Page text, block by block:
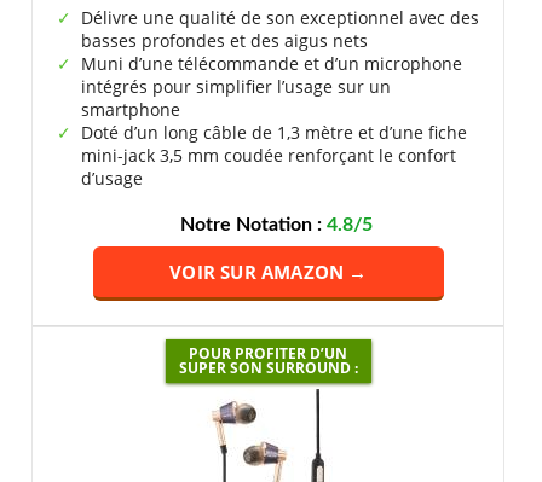
Délivre une qualité de son exceptionnel avec des
basses profondes et des aigus nets
Muni d’une télécommande et d’un microphone
intégrés pour simplifier l’usage sur un
smartphone
Doté d’un long câble de 1,3 mètre et d’une fiche
mini-jack 3,5 mm coudée renforçant le confort
d’usage
Notre Notation :4.8/5
VOIR SUR AMAZON →
POUR PROFITER D’UN
SUPER SON SURROUND :